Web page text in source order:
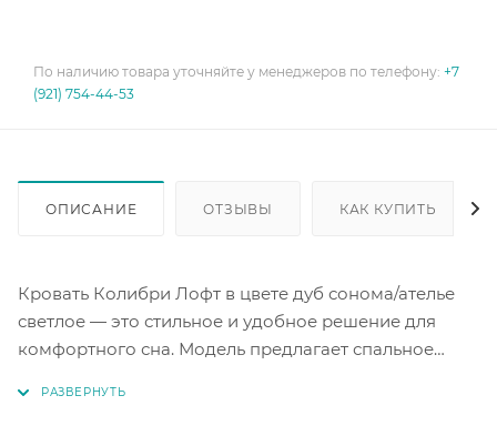
По наличию товара уточняйте у менеджеров по телефону: +7
(921) 754-44-53
ОПИСАНИЕ ОТЗЫВЫ КАК КУПИТЬ
Кровать Колибри Лофт в цвете дуб сонома/ателье
светлое — это стильное и удобное решение для
комфортного сна. Модель предлагает спальное